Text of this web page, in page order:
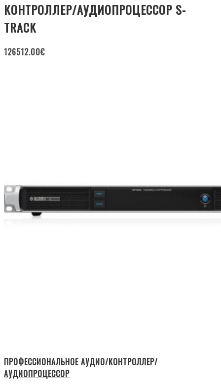
КОНТРОЛЛЕР/АУДИОПРОЦЕССОР S-
TRACK
126512.00€
ПРОФЕССИОНАЛЬНОЕ АУДИО/КОНТРОЛЛЕР/
АУДИОПРОЦЕССОР